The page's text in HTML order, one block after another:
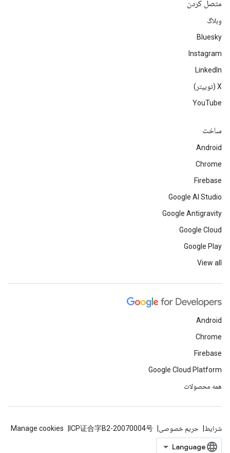
متصل کردن
وبلاگ
Bluesky
Instagram
LinkedIn
‫X (توییتر)
YouTube
ساخت
Android
Chrome
Firebase
Google AI Studio
Google Antigravity
Google Cloud
Google Play
View all
Android
Chrome
Firebase
Google Cloud Platform
همه محصولات
شرایط حریم خصوصی ICP证合字B2-20070004号
Manage cookies